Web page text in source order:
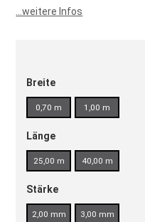
...weitere Infos
Breite
0,70 m 1,00 m
Länge
25,00 m 40,00 m
Stärke
2,00 mm 3,00 mm